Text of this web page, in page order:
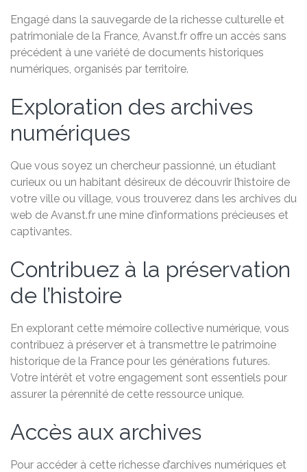
Engagé dans la sauvegarde de la richesse culturelle et
patrimoniale de la France, Avanst.fr offre un accès sans
précédent à une variété de documents historiques
numériques, organisés par territoire.
Exploration des archives
numériques
Que vous soyez un chercheur passionné, un étudiant
curieux ou un habitant désireux de découvrir l’histoire de
votre ville ou village, vous trouverez dans les archives du
web de Avanst.fr une mine d’informations précieuses et
captivantes.
Contribuez à la préservation
de l’histoire
En explorant cette mémoire collective numérique, vous
contribuez à préserver et à transmettre le patrimoine
historique de la France pour les générations futures.
Votre intérêt et votre engagement sont essentiels pour
assurer la pérennité de cette ressource unique.
Accès aux archives
Pour accéder à cette richesse d’archives numériques et